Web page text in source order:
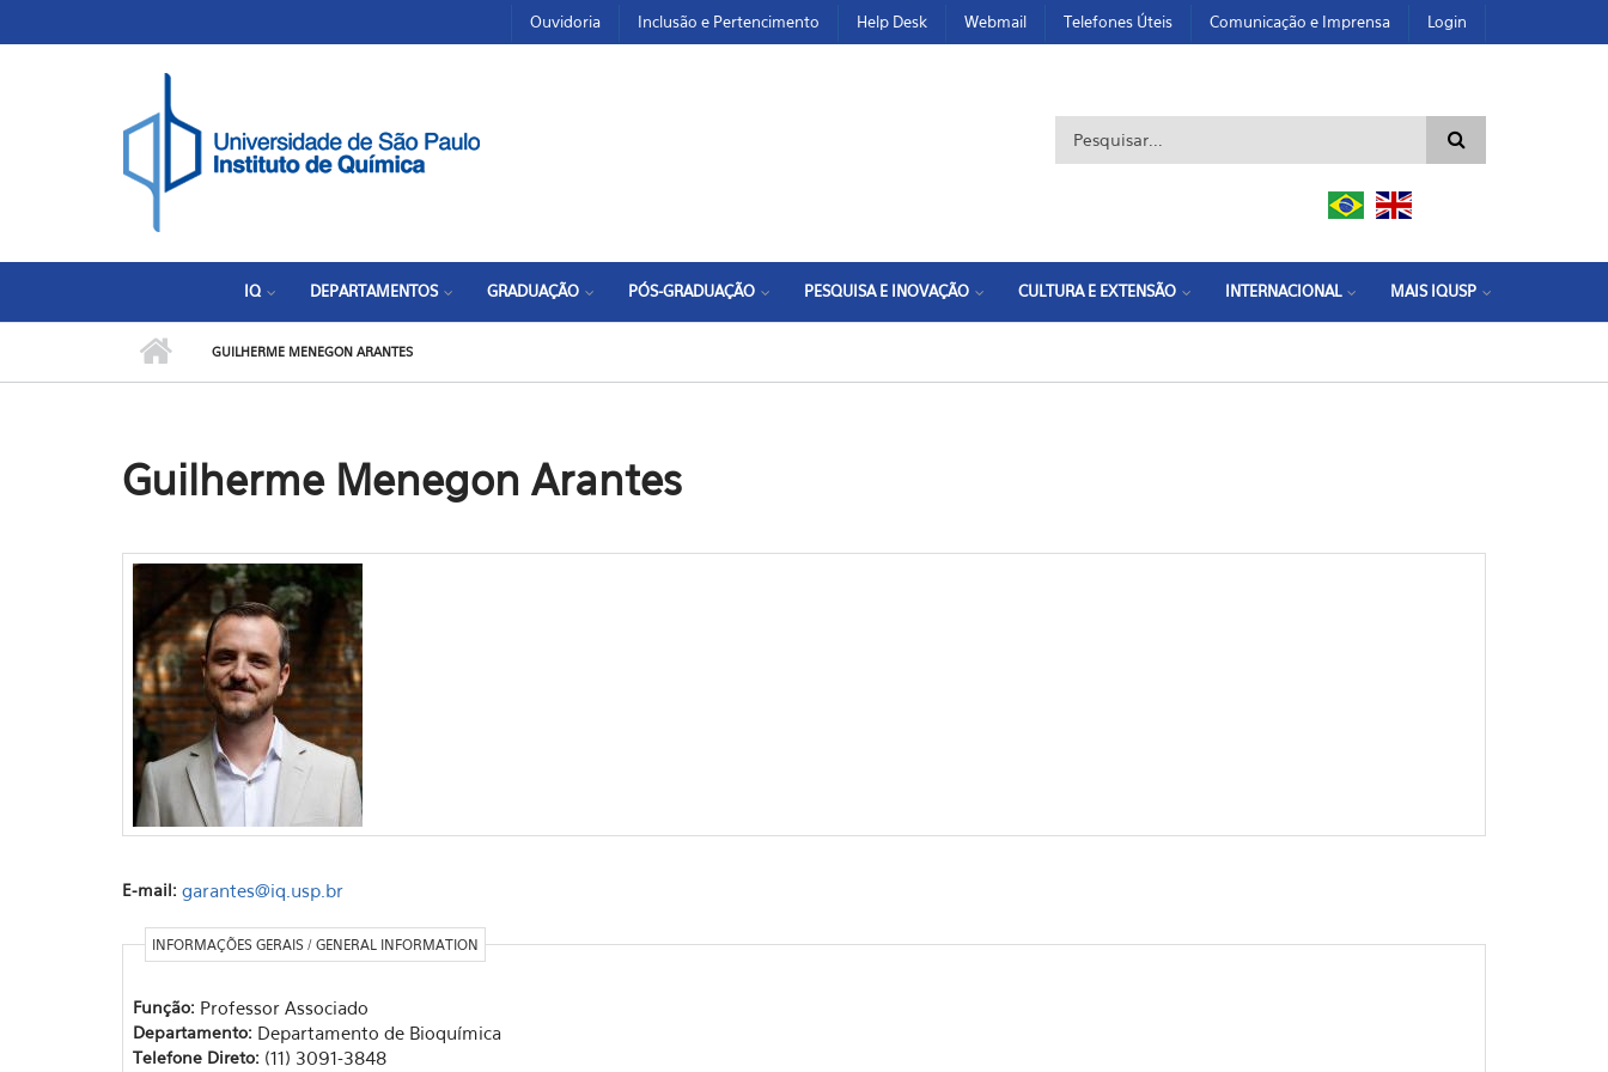
Ouvidoria Inclusão e Pertencimento Help Desk Webmail Telefones Úteis Comunicação e Imprensa Login
Formulário de busca
IQ DEPARTAMENTOS GRADUAÇÃO PÓS-GRADUAÇÃO PESQUISA E INOVAÇÃO CULTURA E EXTENSÃO INTERNACIONAL MAIS IQUSP
GUILHERME MENEGON ARANTES
Guilherme Menegon Arantes
E-mail: garantes@iq.usp.br
INFORMAÇÕES GERAIS / GENERAL INFORMATION
Função: Professor Associado
Departamento: Departamento de Bioquímica
Telefone Direto: (11) 3091-3848